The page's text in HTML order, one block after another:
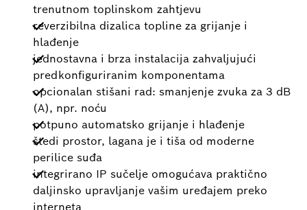
trenutnom toplinskom zahtjevu
reverzibilna dizalica topline za grijanje i
hlađenje
jednostavna i brza instalacija zahvaljujući
predkonfiguriranim komponentama
opcionalan stišani rad: smanjenje zvuka za 3 dB
(A), npr. noću
potpuno automatsko grijanje i hlađenje
štedi prostor, lagana je i tiša od moderne
perilice suđa
integrirano IP sučelje omogućava praktično
daljinsko upravljanje vašim uređajem preko
interneta